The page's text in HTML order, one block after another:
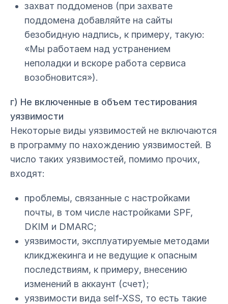
захват поддоменов (при захвате
поддомена добавляйте на сайты
безобидную надпись, к примеру, такую:
«Мы работаем над устранением
неполадки и вскоре работа сервиса
возобновится»).
г) Не включенные в объем тестирования
уязвимости
Некоторые виды уязвимостей не включаются
в программу по нахождению уязвимостей. В
число таких уязвимостей, помимо прочих,
входят:
проблемы, связанные с настройками
почты, в том числе настройками SPF,
DKIM и DMARC;
уязвимости, эксплуатируемые методами
кликджекинга и не ведущие к опасным
последствиям, к примеру, внесению
изменений в аккаунт (счет);
уязвимости вида self-XSS, то есть такие